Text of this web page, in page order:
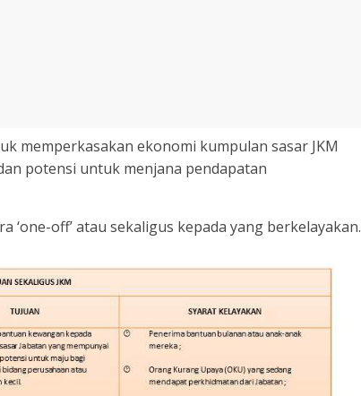
memperkasakan ekonomi kumpulan sasar JKM
potensi untuk menjana pendapatan
‘one-off’ atau sekaligus kepada yang berkelayakan.